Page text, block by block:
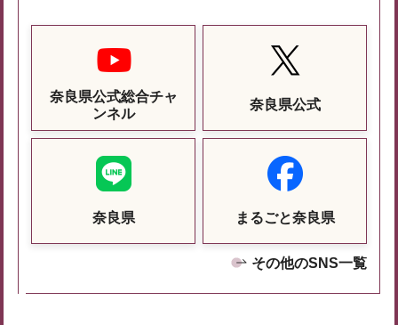
奈良県公式総合チャ
ンネル
奈良県公式
奈良県 まるごと奈良県
その他のSNS一覧